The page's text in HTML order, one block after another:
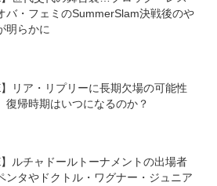
バ・フェミのSummerSlam決戦後のや
明らかに
】リア・リプリーに長期欠場の可能性
復帰時期はいつになるのか？
】ルチャドールトーナメントの出場者
ンタやドクトル・ワグナー・ジュニア